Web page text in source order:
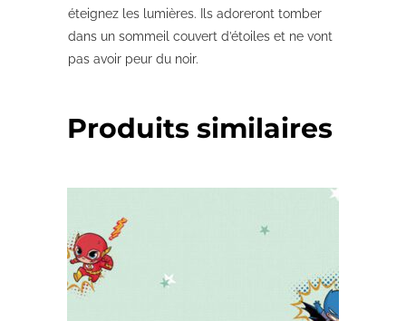
éteignez les lumières. Ils adoreront tomber
dans un sommeil couvert d’étoiles et ne vont
pas avoir peur du noir.
Produits similaires